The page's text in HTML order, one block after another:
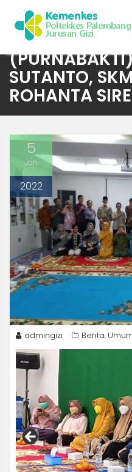
Skip
content
ACARA
SUTANTO,
ROHANTA
5
Jan
2022
admingizi Berita,